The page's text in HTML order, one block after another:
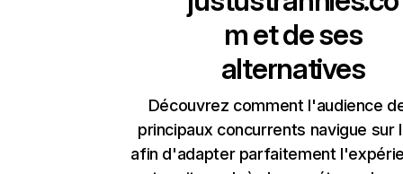
m et de ses
alternatives
Découvrez comment l'audience
principaux concurrents navigue sur
afin d'adapter parfaitement